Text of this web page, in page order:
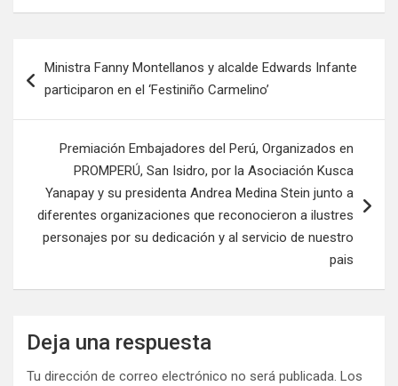
Ministra Fanny Montellanos y alcalde Edwards Infante
participaron en el ‘Festiniño Carmelino’
Premiación Embajadores del Perú, Organizados en
PROMPERÚ, San Isidro, por la Asociación Kusca
Yanapay y su presidenta Andrea Medina Stein junto a
diferentes organizaciones que reconocieron a ilustres
personajes por su dedicación y al servicio de nuestro
pais
Deja una respuesta
Tu dirección de correo electrónico no será publicada. Los